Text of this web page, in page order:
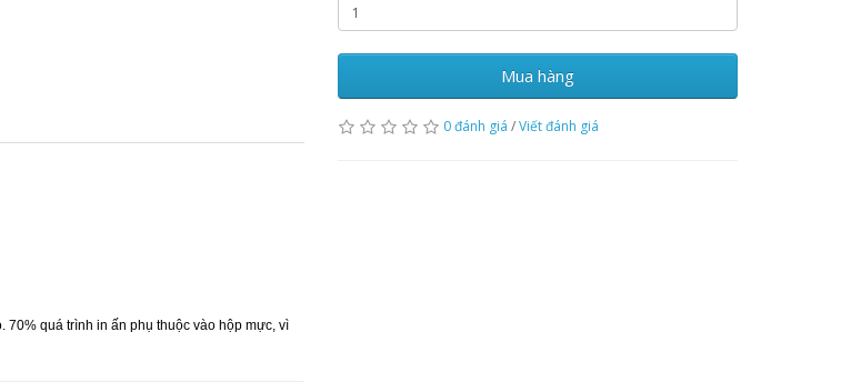
quá trình in ấn phụ thuộc vào hộp mực, vì
Mua hàng
0 đánh giá /Viết đánh giá